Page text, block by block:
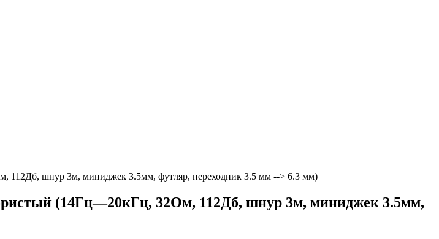
112Дб, шнур 3м, миниджек 3.5мм, футляр, переходник 3.5 мм --> 6.3 мм)
(14Гц—20кГц, 32Ом, 112Дб, шнур 3м, миниджек 3.5мм,